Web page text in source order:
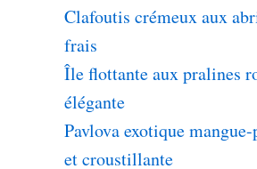
Clafoutis crémeux aux
frais
Île flottante aux pralines
élégante
Pavlova exotique
et croustillante